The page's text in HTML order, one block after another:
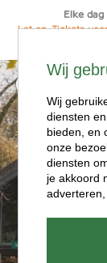
Elke dag
Let op: Tickets
Ga
naar
de
inhoud
Wij
Wij
diensten
bieden, en
onze
diensten
je akkoord